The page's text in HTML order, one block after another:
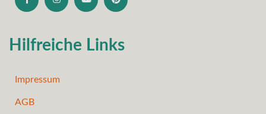
Hilfreiche Links
Impressum
AGB